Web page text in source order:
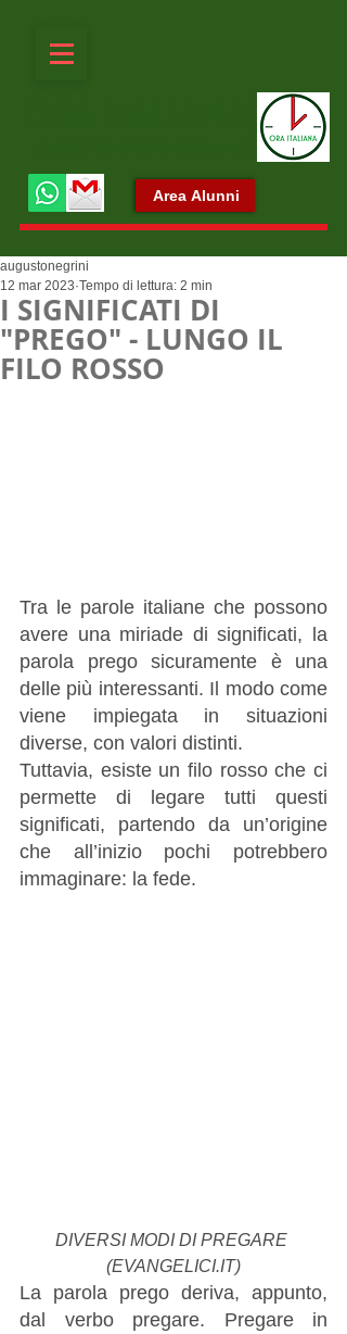
Area Alunni
I SIGNIFICATI DI
"PREGO" - LUNGO IL
FILO ROSSO
augustonegrini
12 mar 2023 Tempo di lettura: 2 min
Tra le parole italiane che possono
avere una miriade di significati, la
parola prego sicuramente è una
delle più interessanti. Il modo come
viene impiegata in situazioni
diverse, con valori distinti.
Tuttavia, esiste un filo rosso che ci
permette di legare tutti questi
significati, partendo da un’origine
che all’inizio pochi potrebbero
immaginare: la fede.
DIVERSI MODI DI PREGARE
(EVANGELICI.IT)
La parola prego deriva, appunto,
dal verbo pregare. Pregare in